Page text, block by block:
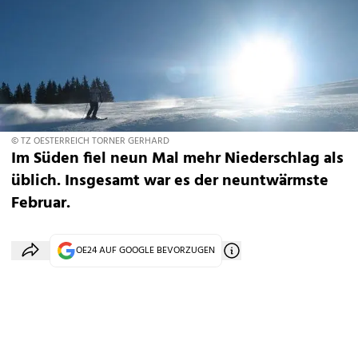
© TZ OESTERREICH TORNER GERHARD
Im Süden fiel neun Mal mehr Niederschlag als
üblich. Insgesamt war es der neuntwärmste
Februar.
OE24 AUF GOOGLE BEVORZUGEN